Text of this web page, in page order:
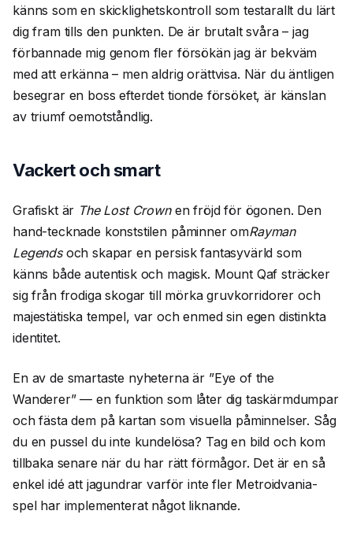
känns som en skicklighetskontroll som testarallt du lärt
dig fram tills den punkten. De är brutalt svåra – jag
förbannade mig genom fler försökän jag är bekväm
med att erkänna – men aldrig orättvisa. När du äntligen
besegrar en boss efterdet tionde försöket, är känslan
av triumf oemotståndlig.
Vackert och smart
Grafiskt är The Lost Crown en fröjd för ögonen. Den
hand-tecknade konststilen påminner omRayman
Legends och skapar en persisk fantasyvärld som
känns både autentisk och magisk. Mount Qaf sträcker
sig från frodiga skogar till mörka gruvkorridorer och
majestätiska tempel, var och enmed sin egen distinkta
identitet.
En av de smartaste nyheterna är ”Eye of the
Wanderer” — en funktion som låter dig taskärmdumpar
och fästa dem på kartan som visuella påminnelser. Såg
du en pussel du inte kundelösa? Tag en bild och kom
tillbaka senare när du har rätt förmågor. Det är en så
enkel idé att jagundrar varför inte fler Metroidvania-
spel har implementerat något liknande.